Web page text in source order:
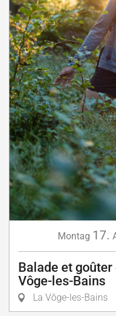
Montag 17.
Balade et
Vôge-les-Bains
La Vôge-les-Bains